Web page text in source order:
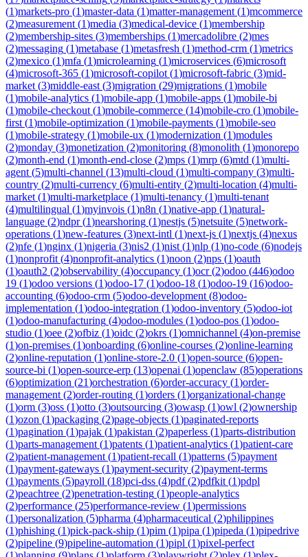
(1)markets-pro (1)master-data (1)matter-management (1)mcommerce
(2)measurement (1)media (3)medical-device (1)membership
(2)membership-sites (3)memberships (1)mercadolibre (2)mes
(2)messaging (1)metabase (1)metasfresh (1)method-crm (1)metrics
(2)mexico (1)mfa (1)microlearning (1)microservices (6)microsoft
(4)microsoft-365 (1)microsoft-copilot (1)microsoft-fabric (3)mid-
market (3)middle-east (3)migration (29)migrations (1)mobile
(1)mobile-analytics (1)mobile-app (1)mobile-apps (1)mobile-bi
(1)mobile-checkout (1)mobile-commerce (14)mobile-cro (1)mobile-
first (1)mobile-optimization (1)mobile-payments (1)mobile-seo
(1)mobile-strategy (1)mobile-ux (1)modernization (1)modules
(2)monday (3)monetization (2)monitoring (8)monolith (1)monorepo
(2)month-end (1)month-end-close (2)mps (1)mrp (6)mtd (1)multi-
agent (5)multi-channel (13)multi-cloud (1)multi-company (3)multi-
country (2)multi-currency (6)multi-entity (2)multi-location (4)multi-
market (1)multi-marketplace (1)multi-tenancy (1)multi-tenant
(4)multilingual (1)myinvois (1)n8n (1)native-app (1)natural-
language (2)ndpr(1)nearshoring (1)nestjs (5)netsuite (5)network-
operations (1)new-features (3)next-intl (1)next-js (1)nextjs (4)nexus
(2)nfe (1)nginx (1)nigeria (3)nis2 (1)nist (1)nlp (1)no-code (6)nodejs
(1)nonprofit (4)nonprofit-analytics (1)noon (2)nps (1)oauth
(1)oauth2 (2)observability (4)occupancy (1)ocr(2)odoo (446)odoo
19 (1)odoo versions (1)odoo-17 (1)odoo-18 (1)odoo-19 (16)odoo-
accounting (6)odoo-crm (5)odoo-development (8)odoo-
implementation (1)odoo-integration (1)odoo-inventory (5)odoo-iot
(1)odoo-manufacturing (4)odoo-modules (1)odoo-pos (1)odoo-
studio (1)oee (2)ofbiz (1)oidc (2)okrs (1)omnichannel (4)on-premise
(1)on-premises (1)onboarding (6)online-courses (2)online-learning
(2)online-reputation (1)online-store-2.0 (1)open-source (6)open-
source-bi (1)open-source-erp (13)openai (1)openclaw (85)operations
(6)optimization (21)orchestration (6)order-accuracy (1)order-
management (2)order-routing (1)orders (1)organizational-change
(1)orm (3)oss (1)otto (3)outsourcing (3)owasp (1)owl (2)ownership
(1)ozon (1)packaging (2)page-objects (1)paginated-reports
(1)pagination (1)pajak (1)pakistan (2)paperless (1)parts-distribution
(1)parts-management (1)patents (1)patient-analytics (1)patient-care
(2)patient-management (1)patient-recall (1)patterns (5)payment
(1)payment-gateways (1)payment-security (2)payment-terms
(1)payments (5)payroll (18)pci-dss (4)pdf(2)pdfkit (1)pdpl
(2)peachtree (2)penetration-testing (1)people-analytics
(2)performance (25)performance-review (1)permissions
(1)personalization (5)pharma (4)pharmaceutical (2)philippines
(1)phishing (1)pick-pack-ship (1)pim (1)pipa (1)pipeda (1)pipedrive
(2)pipeline (9)pipeline-automation (1)pipl (1)pixel-perfect